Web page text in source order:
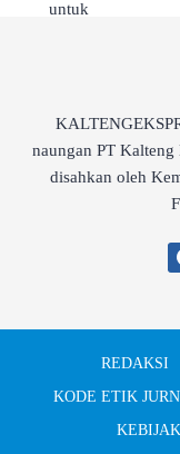
naungan PT
disahkan oleh
REDAKSI
KODE ETIK